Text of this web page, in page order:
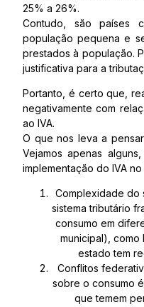
25% a 26%.
Contudo, são países
população pequena e
prestados à população.
justificativa para a
Portanto, é certo que,
negativamente com
ao IVA.
O que nos leva a
Vejamos apenas
implementação do IVA no
Complexidade do
sistema tributário
consumo em
municipal), como
estado tem
Conflitos
sobre o consumo
que temem